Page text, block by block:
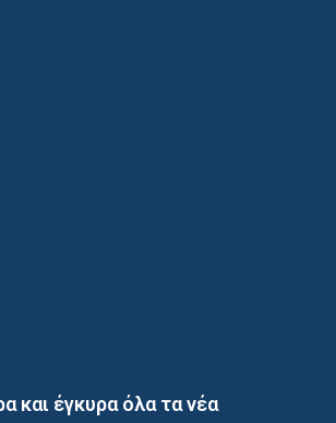
και έγκυρα όλα τα νέα